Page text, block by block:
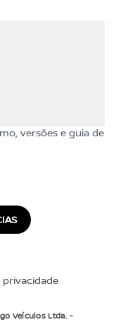
versões e guia de
privacidade
Veículos Ltda. -